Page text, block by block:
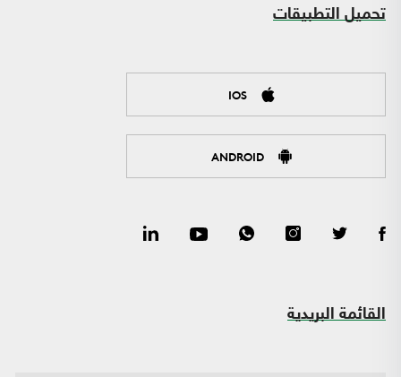
تحميل التطبيقات
IOS
ANDROID
القائمة البريدية